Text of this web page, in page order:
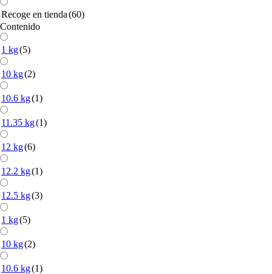
Recoge en tienda(60)
Contenido
1 kg(5)
10 kg(2)
10.6 kg(1)
11.35 kg(1)
12 kg(6)
12.2 kg(1)
12.5 kg(3)
1 kg(5)
10 kg(2)
10.6 kg(1)